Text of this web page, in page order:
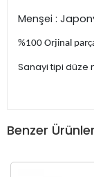
Menşei :
%100 Orjinal
Sanayi tipi düze
Benzer Ürünler